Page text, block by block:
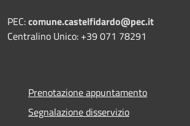
PEC:comune.castelfidardo@pec.it
Centralino Unico: +39 071 78291
Prenotazione appuntamento
Segnalazione disservizio